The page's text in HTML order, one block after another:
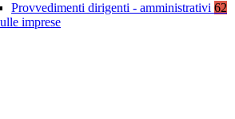
Provvedimenti dirigenti - amministrativi 62
imprese